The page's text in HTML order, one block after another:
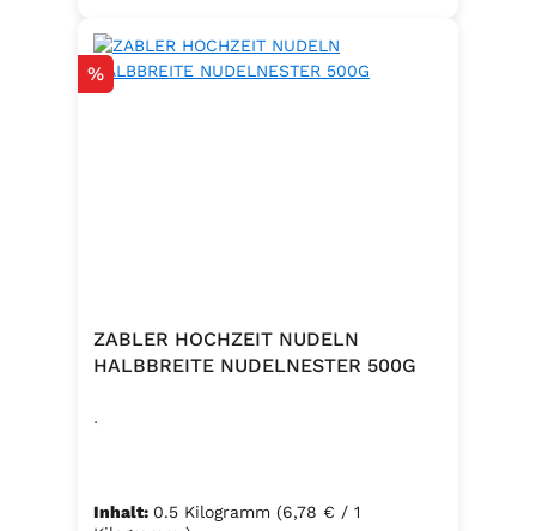
Rabatt
%
ZABLER HOCHZEIT NUDELN
HALBBREITE NUDELNESTER 500G
.
Inhalt: 0.5 Kilogramm (6,78 € / 1